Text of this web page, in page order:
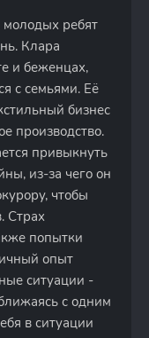
ребят
Клара
и беженцах,
с семьями. Её
бизнес
производство.
привыкнуть
из-за чего он
чтобы
Страх
попытки
опыт
ситуации -
с одним
в ситуации